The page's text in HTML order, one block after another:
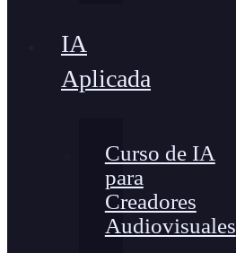
IA
Aplicada
Curso de IA
para
Creadores
Audiovisuales